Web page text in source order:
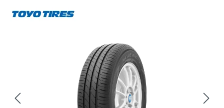
Bildergalerie überspringen